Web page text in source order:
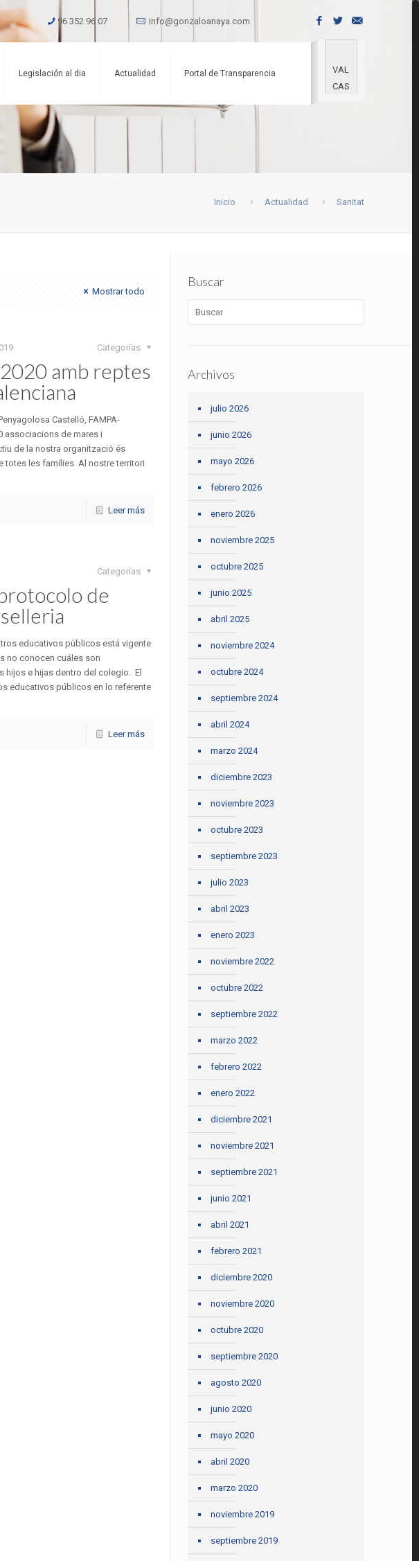
96 352 96 07 info@gonzaloanaya.com
Legislación al dia Actualidad Portal de Transparencia
VAL
CAS
Inicio Actualidad Sanitat
Mostrar todo
Categorías
amb reptes
Castelló, FAMPA-
associacions de mares i
de la nostra organització és
totes les famílies. Al nostre territori
Leer más
Categorías
de
educativos públicos está vigente
no conocen cuáles son
hijos e hijas dentro del colegio. El
educativos públicos en lo referente
Leer más
Buscar
Archivos
julio 2026
junio 2026
mayo 2026
febrero 2026
enero 2026
noviembre 2025
octubre 2025
junio 2025
abril 2025
noviembre 2024
octubre 2024
septiembre 2024
abril 2024
marzo 2024
diciembre 2023
noviembre 2023
octubre 2023
septiembre 2023
julio 2023
abril 2023
enero 2023
noviembre 2022
octubre 2022
septiembre 2022
marzo 2022
febrero 2022
enero 2022
diciembre 2021
noviembre 2021
septiembre 2021
junio 2021
abril 2021
febrero 2021
diciembre 2020
noviembre 2020
octubre 2020
septiembre 2020
agosto 2020
junio 2020
mayo 2020
abril 2020
marzo 2020
noviembre 2019
septiembre 2019